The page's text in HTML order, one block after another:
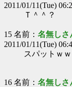
2011/01/11(Tue)
Ｔ＾＾？
15 名前： 名無しさ
2011/01/11(Tue)
スパットｗｗ
16 名前： 名無しさ